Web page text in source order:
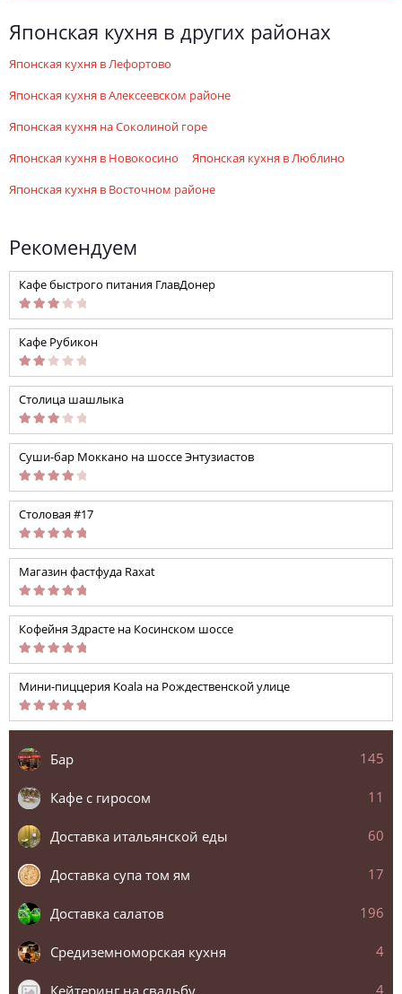
японская кухня в других районах
японская кухня в Лефортово
японская кухня в Алексеевском районе
японская кухня на Соколиной горе
японская кухня в Новокосино японская кухня в Люблино
японская кухня в Восточном районе
Рекомендуем
Кафе быстрого питания ГлавДонер
Кафе Рубикон
Столица шашлыка
Суши-бар Моккано на шоссе Энтузиастов
Столовая #17
Магазин фастфуда Raxat
Кофейня Здрасте на Косинском шоссе
Мини-пиццерия Koala на Рождественской улице
Бар 145
Кафе с гиросом 11
Доставка итальянской еды 60
Доставка супа том ям 17
Доставка салатов 196
Средиземноморская кухня 4
4